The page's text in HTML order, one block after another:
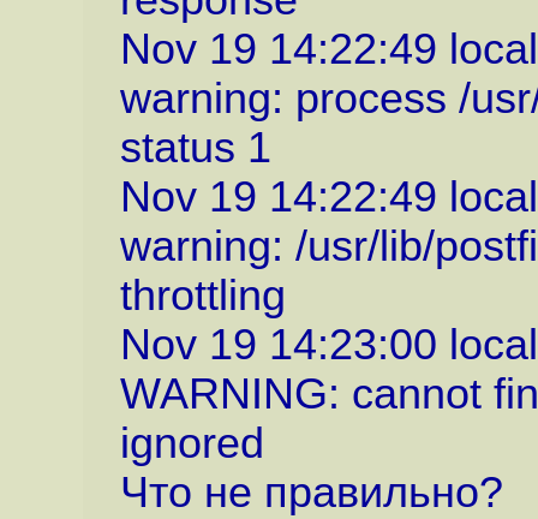
Nov 19 14:22:49
warning: process /
status 1
Nov 19 14:22:49
warning: /usr/lib/
throttling
Nov 19 14:23:00
WARNING: cannot
ignored
Что не правильно?